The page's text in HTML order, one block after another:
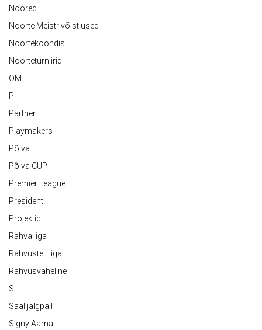
Noored
Noorte Meistrivõistlused
Noortekoondis
Noorteturniirid
OM
P
Partner
Playmakers
Põlva
Põlva CUP
Premier League
President
Projektid
Rahvaliiga
Rahvuste Liiga
Rahvusvaheline
S
Saalijalgpall
Signy Aarna